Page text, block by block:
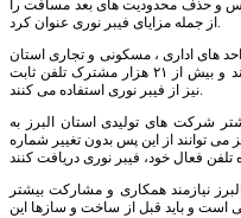
و حذف محدودیت های بعد مسافت را
از جمله مزایای فیبر نوری عنوان کرد.
۵۵۵ مشترک شامل واحد های اداری ، مسکونی و تجاری استان
با سرویس اینترنت تحت پوشش فیبر نوری هستند و بیش از ۲۱ هزار مشترک تلفن ثابت
نیز از فیبر نوری استفاده می‌ کنند.
شرکت های تولیدی استان البرز به
می توانند از این پس بدون تغییر شماره
نیازمند همکاری و مشارکت بیشتر
است و باید قبل از ساخت و سازها این